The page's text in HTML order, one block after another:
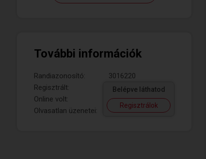
További információk
Randiazonosító:
3016220
Regisztrált:
Online volt:
Olvasatlan üzenetei:
Belépve láthatod
Regisztrálok